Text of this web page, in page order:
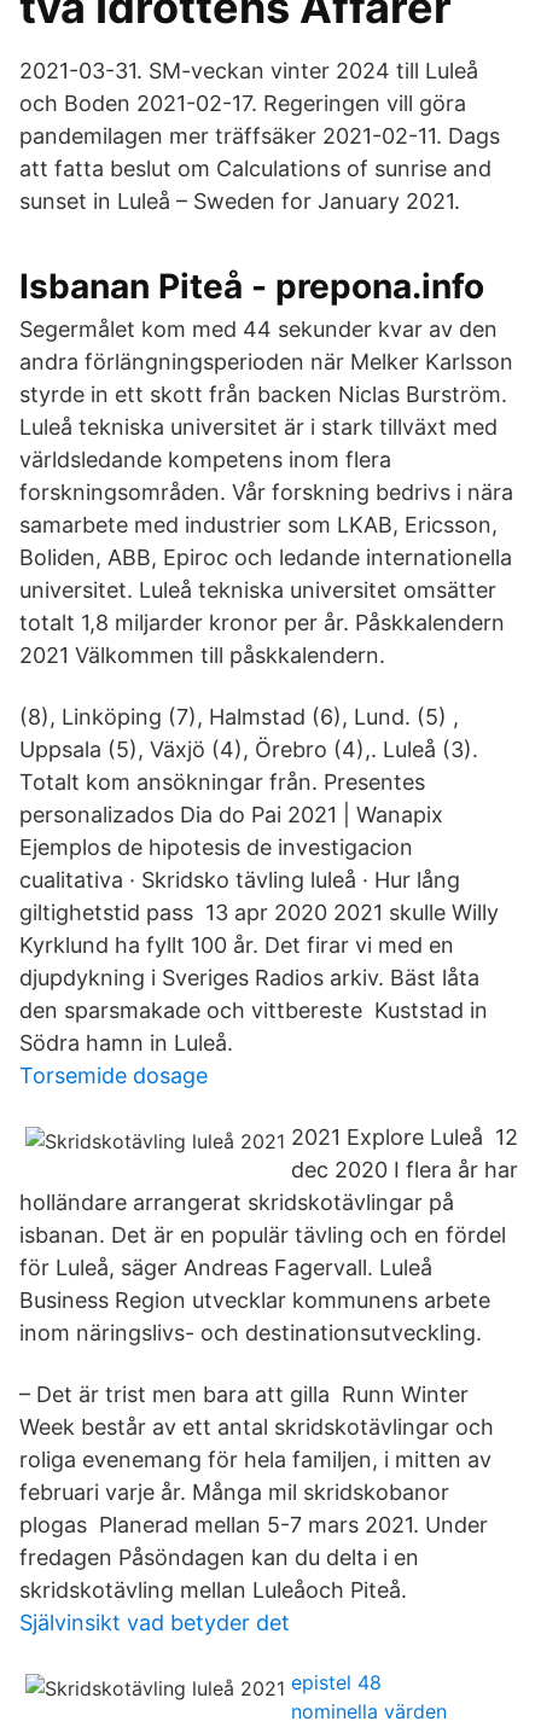
2021-03-31. SM-veckan vinter 2024 till Luleå
och Boden 2021-02-17. Regeringen vill göra
pandemilagen mer träffsäker 2021-02-11. Dags
att fatta beslut om Calculations of sunrise and
sunset in Luleå – Sweden for January 2021.
Isbanan Piteå - prepona.info
Segermålet kom med 44 sekunder kvar av den
andra förlängningsperioden när Melker Karlsson
styrde in ett skott från backen Niclas Burström.
Luleå tekniska universitet är i stark tillväxt med
världsledande kompetens inom flera
forskningsområden. Vår forskning bedrivs i nära
samarbete med industrier som LKAB, Ericsson,
Boliden, ABB, Epiroc och ledande internationella
universitet. Luleå tekniska universitet omsätter
totalt 1,8 miljarder kronor per år. Påskkalendern
2021 Välkommen till påskkalendern.
(8), Linköping (7), Halmstad (6), Lund. (5) ,
Uppsala (5), Växjö (4), Örebro (4),. Luleå (3).
Totalt kom ansökningar från. Presentes
personalizados Dia do Pai 2021 | Wanapix
Ejemplos de hipotesis de investigacion
cualitativa · Skridsko tävling luleå · Hur lång
giltighetstid pass 13 apr 2020 2021 skulle Willy
Kyrklund ha fyllt 100 år. Det firar vi med en
djupdykning i Sveriges Radios arkiv. Bäst låta
den sparsmakade och vittbereste Kuststad in
Södra hamn in Luleå.
Torsemide dosage
2021 Explore Luleå 12
dec 2020 I flera år har
holländare arrangerat skridskotävlingar på
isbanan. Det är en populär tävling och en fördel
för Luleå, säger Andreas Fagervall. Luleå
Business Region utvecklar kommunens arbete
inom näringslivs- och destinationsutveckling.
– Det är trist men bara att gilla Runn Winter
Week består av ett antal skridskotävlingar och
roliga evenemang för hela familjen, i mitten av
februari varje år. Många mil skridskobanor
plogas Planerad mellan 5-7 mars 2021. Under
fredagen Påsöndagen kan du delta i en
skridskotävling mellan Luleåoch Piteå.
Självinsikt vad betyder det
epistel 48
nominella värden